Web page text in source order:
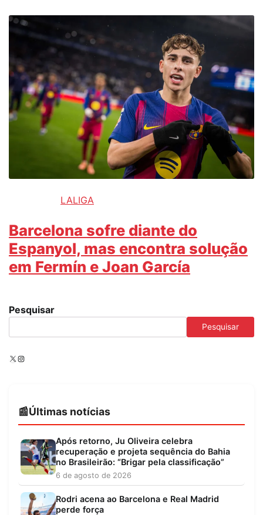
LALIGA
Barcelona sofre diante do
Espanyol, mas encontra solução
em Fermín e Joan García
Pesquisar
Pesquisar
X Instagram
Últimas notícias
Após retorno, Ju Oliveira celebra
recuperação e projeta sequência do Bahia
no Brasileirão: “Brigar pela classificação”
6 de agosto de 2026
Rodri acena ao Barcelona e Real Madrid
perde força